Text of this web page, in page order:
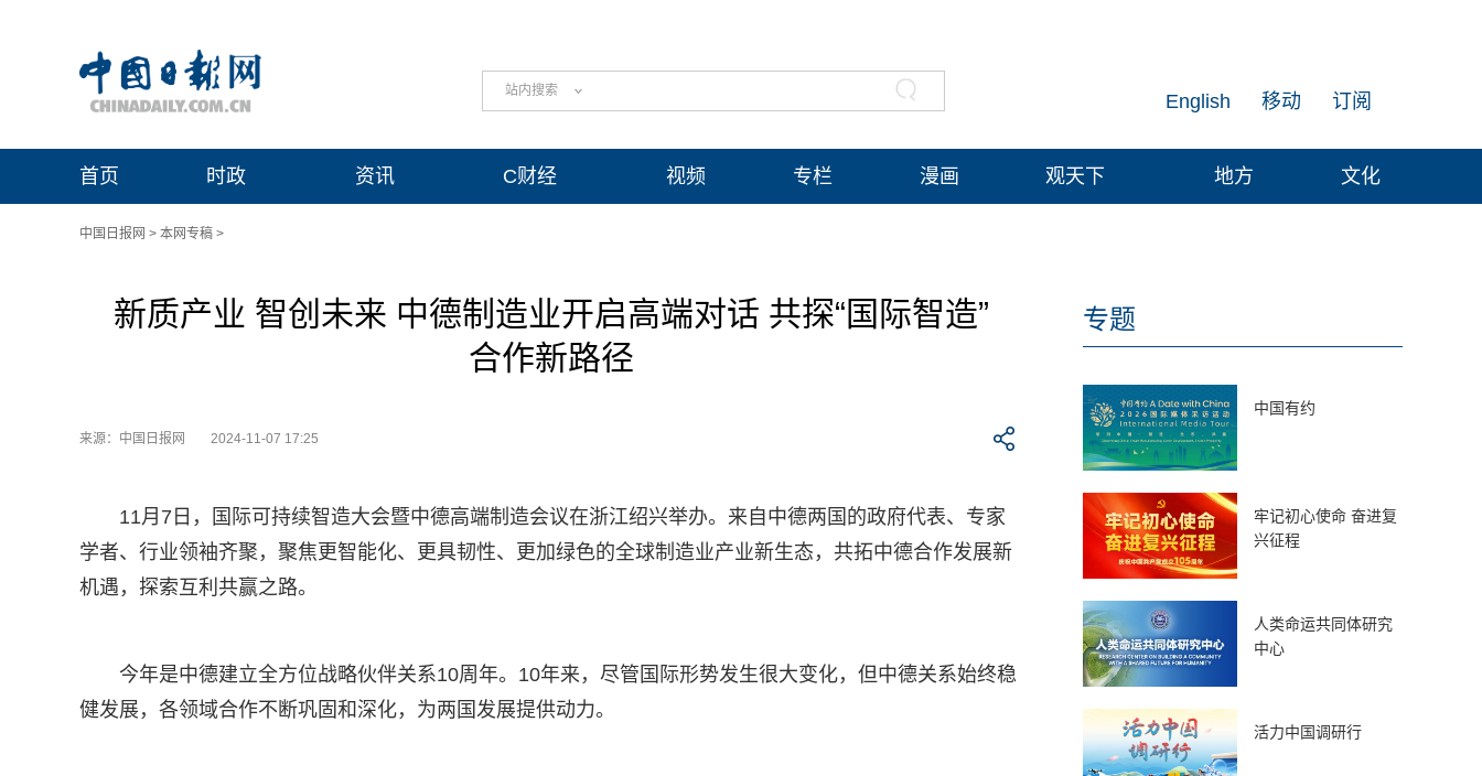
站内搜索 订阅
移动
English
首页 时政 资讯 C财经 视频 专栏 漫画 观天下 地方 文化
中国日报网 > 本网专稿 >
新质产业 智创未来 中德制造业开启高端对话 共探“国际智造”
合作新路径
来源：中国日报网 2024-11-07 17:25
11月7日，国际可持续智造大会暨中德高端制造会议在浙江绍兴举办。来自中德两国的政府代表、专家
学者、行业领袖齐聚，聚焦更智能化、更具韧性、更加绿色的全球制造业产业新生态，共拓中德合作发展新
机遇，探索互利共赢之路。
今年是中德建立全方位战略伙伴关系10周年。10年来，尽管国际形势发生很大变化，但中德关系始终稳
健发展，各领域合作不断巩固和深化，为两国发展提供动力。
专题
中国有约
牢记初心使命 奋进复
兴征程
人类命运共同体研究
中心
活力中国调研行